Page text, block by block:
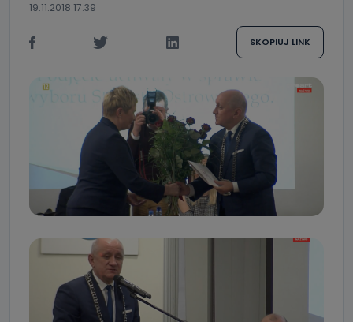
19.11.2018 17:39
SKOPIUJ LINK